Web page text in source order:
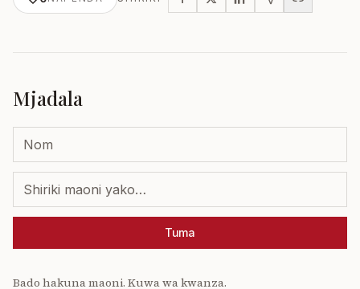
Mjadala
Tuma
Bado hakuna maoni. Kuwa wa kwanza.